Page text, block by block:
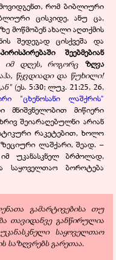
რომ ბიბლიური
ცისკიდე, ანუ ცა,
მოწმობენ ახალი აღთქმის
შედეგად ცისქვეშა და
შეებმებიან
იმ დღეს, როგორც ზღვა
წყვდიადი და წუხილი!
"(ეს. 5:30; ლუკ. 21:25, 26,
"ცხენოსანი ლაშქრის"
მნიშვნელობით მიწიერი
შეიარაღებულნი არიან
რაკეტებით, ხოლო
ზეციური ლაშქარი, შეად. –
უკანასკნელ ბრძოლად,
საყოველთაო ბოროტება
გამარტივებისა თუ
თავიდანვე განწირულია
საყოველთაო
საზღვრებს გარეთაა.